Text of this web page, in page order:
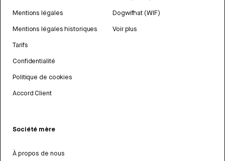
Mentions légales
Mentions légales historiques
Tarifs
Confidentialité
Politique de cookies
Accord Client
Dogwifhat (WIF)
Voir plus
Société mère
À propos de nous